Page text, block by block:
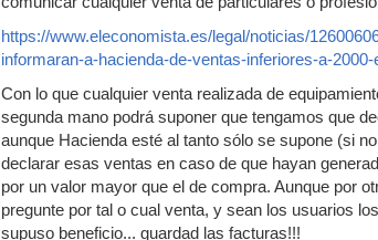
https://www.eleconomista.es/legal/noticias/
informaran-a-hacienda-de-ventas-inferiores-a-2000-
Con lo que cualquier venta realizada de
segunda mano podrá suponer que tengamos que
aunque Hacienda esté al tanto sólo se supone (si
declarar esas ventas en caso de que hayan
por un valor mayor que el de compra. Aunque por
pregunte por tal o cual venta, y sean los usuarios
supuso beneficio... guardad las facturas!!!